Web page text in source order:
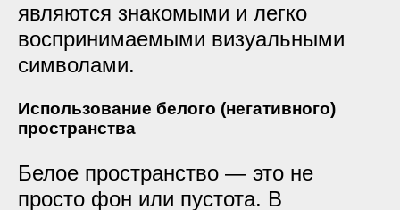
являются знакомыми и легко
воспринимаемыми визуальными
символами.
Использование белого (негативного)
пространства
Белое пространство — это не
просто фон или пустота. В